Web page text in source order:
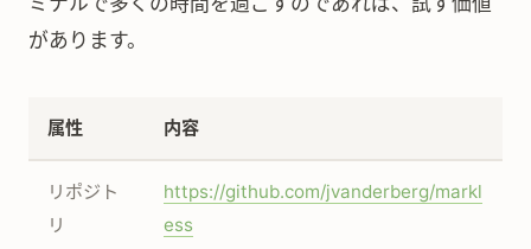
があります。
属性 内容
リポジト
リ
https://github.com/jvanderberg/markl
ess